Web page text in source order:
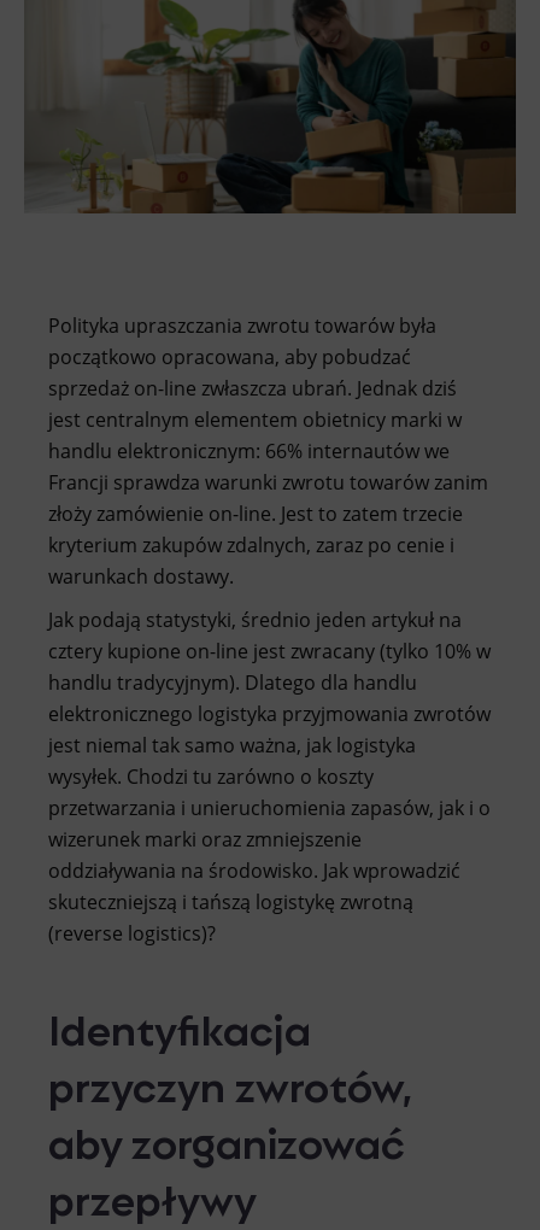
Polityka upraszczania zwrotu towarów była
początkowo opracowana, aby pobudzać
sprzedaż on-line zwłaszcza ubrań. Jednak dziś
jest centralnym elementem obietnicy marki w
handlu elektronicznym: 66% internautów we
Francji sprawdza warunki zwrotu towarów zanim
złoży zamówienie on-line. Jest to zatem trzecie
kryterium zakupów zdalnych, zaraz po cenie i
warunkach dostawy.
Jak podają statystyki, średnio jeden artykuł na
cztery kupione on-line jest zwracany (tylko 10% w
handlu tradycyjnym). Dlatego dla handlu
elektronicznego logistyka przyjmowania zwrotów
jest niemal tak samo ważna, jak logistyka
wysyłek. Chodzi tu zarówno o koszty
przetwarzania i unieruchomienia zapasów, jak i o
wizerunek marki oraz zmniejszenie
oddziaływania na środowisko. Jak wprowadzić
skuteczniejszą i tańszą logistykę zwrotną
(reverse logistics)?
Identyfikacja
przyczyn zwrotów,
aby zorganizować
przepływy